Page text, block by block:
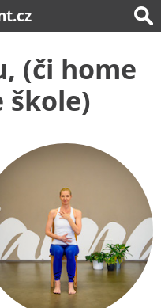
(či home
škole)